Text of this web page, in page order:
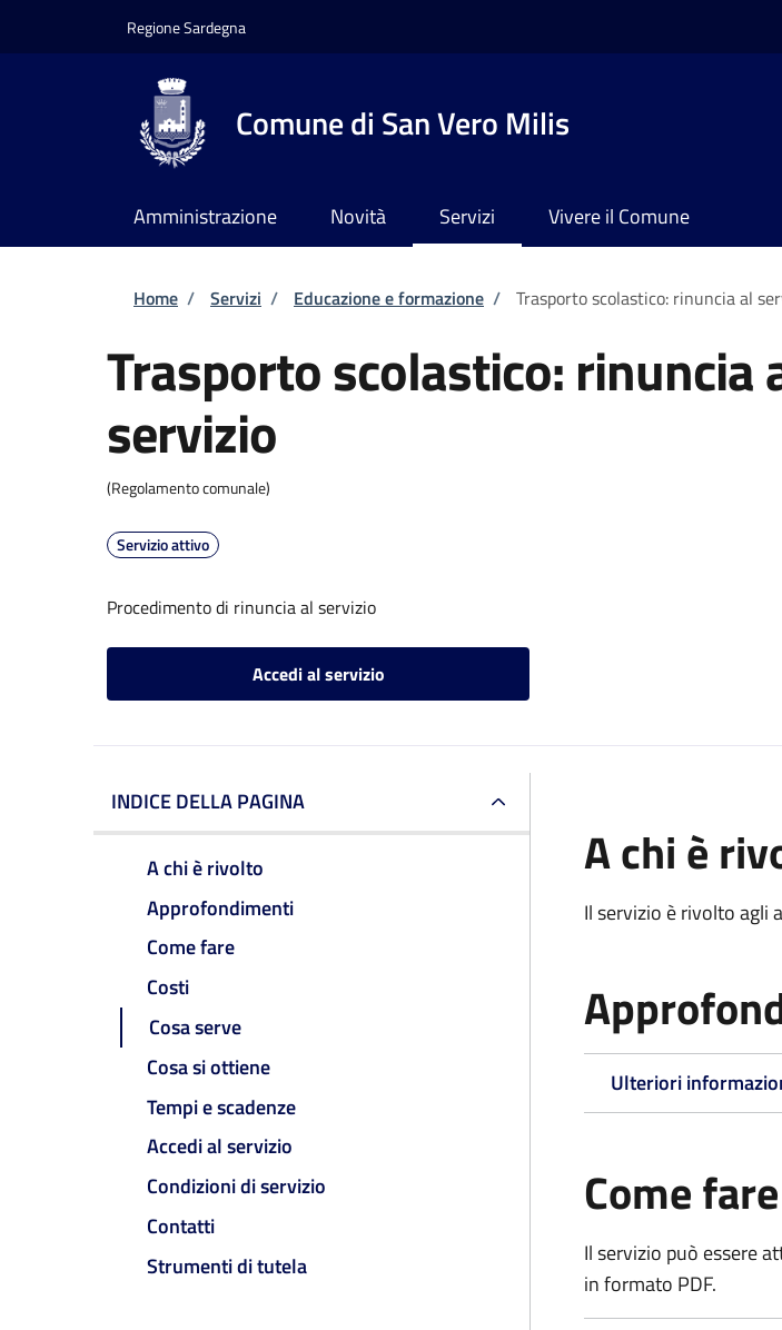
Regione Sardegna
Comune di San Vero Milis
Amministrazione Novità Servizi Vivere il Comune
Briciole di pane
Home / Servizi / Educazione e formazione / Trasporto scolastico: rinuncia al
Trasporto scolastico: rinuncia
servizio
(Regolamento comunale)
Servizio attivo
Procedimento di rinuncia al servizio
Accedi al servizio
INDICE DELLA PAGINA
A chi è rivolto
Approfondimenti
Come fare
Costi
Cosa serve
Cosa si ottiene
Tempi e scadenze
Accedi al servizio
Condizioni di servizio
Contatti
Strumenti di tutela
A chi è
Il servizio è rivolto agli
Ulteriori
Come fare
Il servizio può essere
in formato PDF.